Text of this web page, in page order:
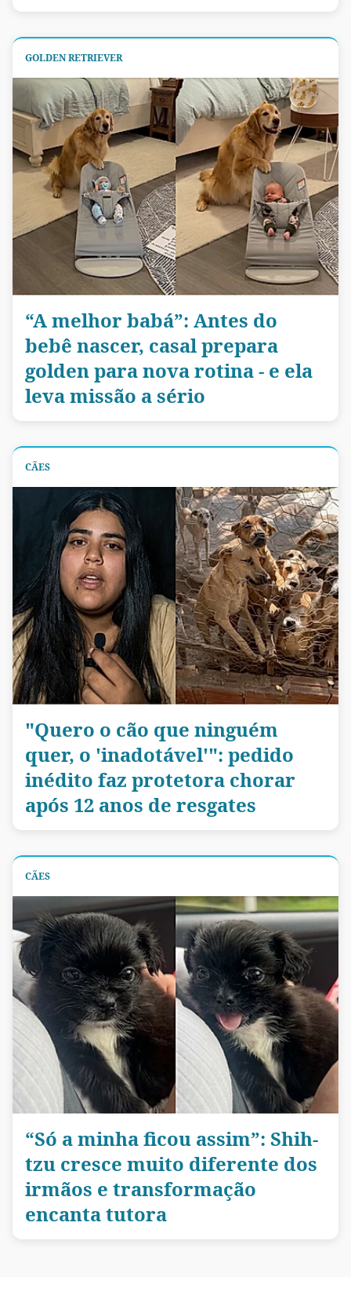
GOLDEN RETRIEVER
“A melhor babá”: Antes do
bebê nascer, casal prepara
golden para nova rotina - e ela
leva missão a sério
CÃES
"Quero o cão que ninguém
quer, o 'inadotável'": pedido
inédito faz protetora chorar
após 12 anos de resgates
CÃES
“Só a minha ficou assim”: Shih-
tzu cresce muito diferente dos
irmãos e transformação
encanta tutora